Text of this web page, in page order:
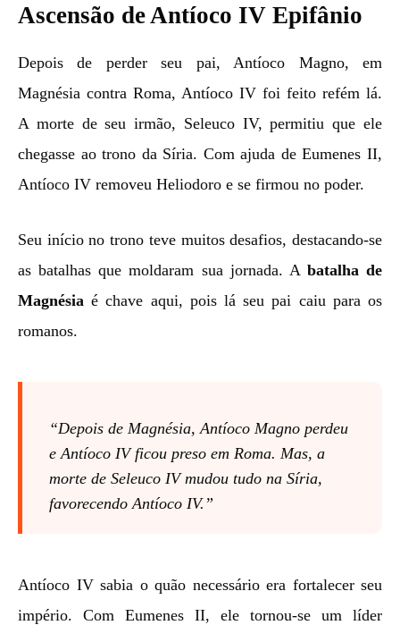
Ascensão de Antíoco IV Epifânio
Depois de perder seu pai, Antíoco Magno, em
Magnésia contra Roma, Antíoco IV foi feito refém lá.
A morte de seu irmão, Seleuco IV, permitiu que ele
chegasse ao trono da Síria. Com ajuda de Eumenes II,
Antíoco IV removeu Heliodoro e se firmou no poder.
Seu início no trono teve muitos desafios, destacando-se
as batalhas que moldaram sua jornada. A batalha de
Magnésia é chave aqui, pois lá seu pai caiu para os
romanos.
“Depois de Magnésia, Antíoco Magno perdeu
e Antíoco IV ficou preso em Roma. Mas, a
morte de Seleuco IV mudou tudo na Síria,
favorecendo Antíoco IV.”
Antíoco IV sabia o quão necessário era fortalecer seu
império. Com Eumenes II, ele tornou-se um líder